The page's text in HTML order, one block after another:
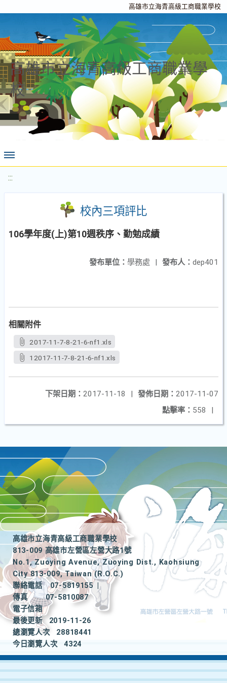
高雄市立海青高級工商職業學校
高雄市立海青高級工商職業學
校
:::
校內三項評比
106學年度(上)第10週秩序、勤勉成績
發布人： dep401
發布單位： 學務處 |
相關附件
2017-11-7-8-21-6-nf1.xls
12017-11-7-8-21-6-nf1.xls
發佈日期： 2017-11-07
下架日期： 2017-11-18
|
點擊率： 558 |
高雄市立海青高級工商職業學校
813-009 高雄市左營區左營大路1號
No.1, Zuoying Avenue, Zuoying Dist., Kaohsiung
City 813-009, Taiwan (R.O.C.)
聯絡電話
07-5819155
|
傳真
07-5810087
電子信箱
最後更新
2019-11-26
總瀏覽人次
28818441
今日瀏覽人次
4324